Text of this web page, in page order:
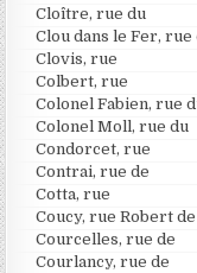
Cloître, rue du
Clou dans le Fer, rue
Clovis, rue
Colbert, rue
Colonel Fabien, rue
Colonel Moll, rue du
Condorcet, rue
Contrai, rue de
Cotta, rue
Coucy, rue Robert de
Courcelles, rue de
Courlancy, rue de